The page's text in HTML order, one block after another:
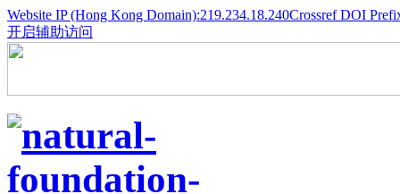
Website IP (Hong Kong Domain):219.234.18.240Crossref DOI
开启辅助访问